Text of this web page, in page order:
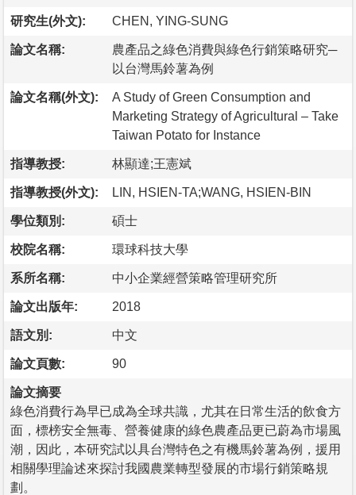
研究生(外文): CHEN, YING-SUNG
論文名稱:
農產品之綠色消費與綠色行銷策略研究─
以台灣馬鈴薯為例
論文名稱(外文):
A Study of Green Consumption and
Marketing Strategy of Agricultural – Take
Taiwan Potato for Instance
指導教授: 林顯達;王憲斌
指導教授(外文): LIN, HSIEN-TA;WANG, HSIEN-BIN
學位類別: 碩士
校院名稱: 環球科技大學
系所名稱: 中小企業經營策略管理研究所
論文出版年: 2018
語文別: 中文
論文頁數: 90
論文摘要
綠色消費行為早已成為全球共識，尤其在日常生活的飲食方
面，標榜安全無毒、營養健康的綠色農產品更已蔚為市場風
潮，因此，本研究試以具台灣特色之有機馬鈴薯為例，援用
相關學理論述來探討我國農業轉型發展的市場行銷策略規
劃。